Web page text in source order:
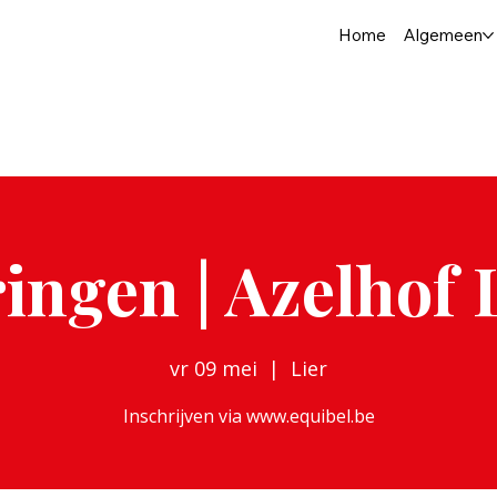
Home Algemeen
| Azelhof
vr 09 mei
  |
Lier
Inschrijven via www.equibel.be